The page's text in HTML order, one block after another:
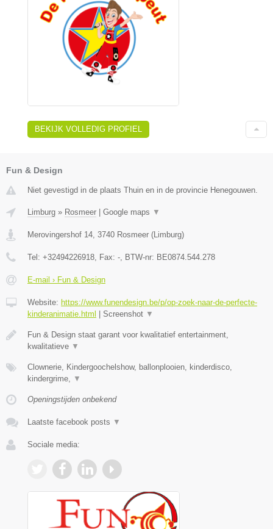
BEKIJK VOLLEDIG PROFIEL
Fun & Design
Niet gevestigd in de plaats Thuin en in de provincie Henegouwen.
Limburg » Rosmeer | Google maps ▼
Merovingershof 14 3740 Rosmeer (Limburg)
Tel: +32494226918 , Fax: - , BTW-nr: BE0874.544.278
E-mail › Fun & Design
Website: https://www.funendesign.be/p/op-zoek-naar-de-perfecte-
kinderanimatie.html | Screenshot ▼
Fun & Design staat garant voor kwalitatief entertainment,
kwalitatieve ▼
Clownerie, Kindergoochelshow, ballonplooien, kinderdisco,
kindergrime,
▼
Openingstijden onbekend
Laatste facebook posts ▼
Sociale media: